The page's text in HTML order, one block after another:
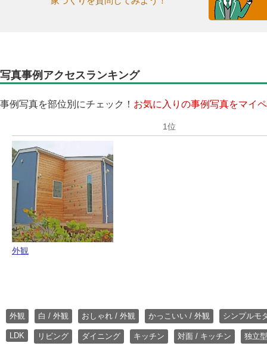
写真事例アクセスランキング
事例写真を部位別にチェック！ お気に入りの事例写真をマイ
外観
外観 白 / 外観 おしゃれ / 外観 かっこいい / 外観 シンプルモ
LDK リビング ダイニング キッチン 対面 / キッチン 独立